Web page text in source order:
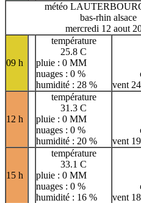
météo
bas-rhin alsace
mercredi 12 aout
09 h
température
25.8 C
pluie : 0 MM
nuages : 0 %
humidité : 28 %
vent
12 h
température
31.3 C
pluie : 0 MM
nuages : 0 %
humidité : 20 %
vent
15 h
température
33.1 C
pluie : 0 MM
nuages : 0 %
humidité : 16 %
vent